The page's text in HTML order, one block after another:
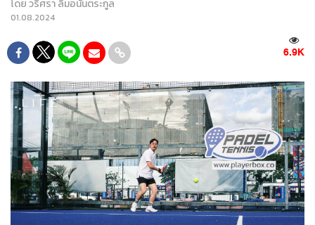
โดยวริศรา ลิ้มอนันตระกูล
01.08.2024
6.9K